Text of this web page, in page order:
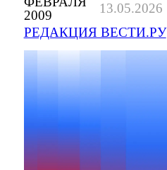
2009
13.05.2026
РЕДАКЦИЯ ВЕСТИ.РУ